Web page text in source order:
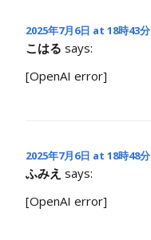
2025年7月6日 at 18時43分
こはる says:
[OpenAI error]
2025年7月6日 at 18時48分
ふみえ says:
[OpenAI error]